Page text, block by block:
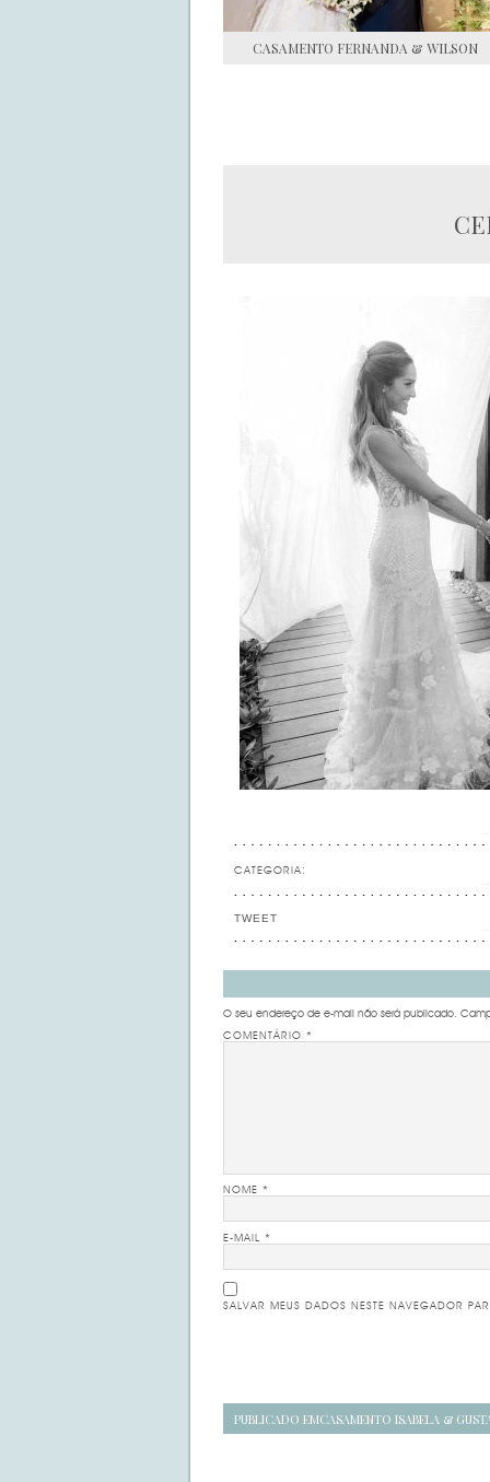
CASAMENTO FERNANDA & WILSON
CATEGORIA:
TWEET
O seu endereço de e-mail não será publicado.
COMENTÁRIO *
NOME *
E-MAIL *
SALVAR MEUS DADOS NESTE NAVEGADOR
Navegação
PUBLICADO EMCASAMENTO ISABELA &